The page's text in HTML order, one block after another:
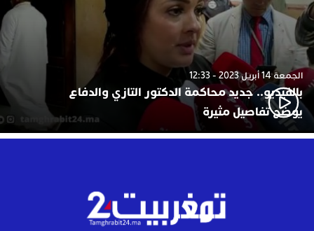
الجمعة 14 أبريل 2023 - 12:33
بالفيديو.. جديد محاكمة الدكتور التازي والدفاع
يوضح تفاصيل مثيرة